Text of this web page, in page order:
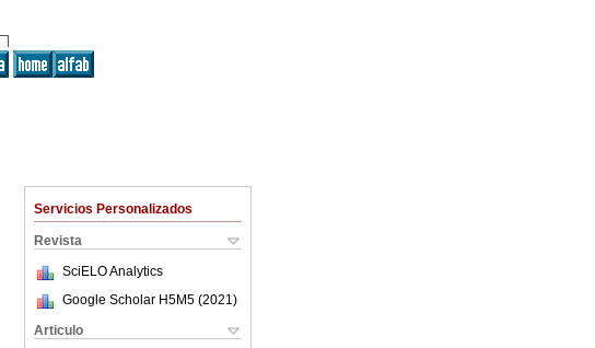
Servicios Personalizados
Revista
SciELO Analytics
Google Scholar H5M5 (2021 )
Articulo